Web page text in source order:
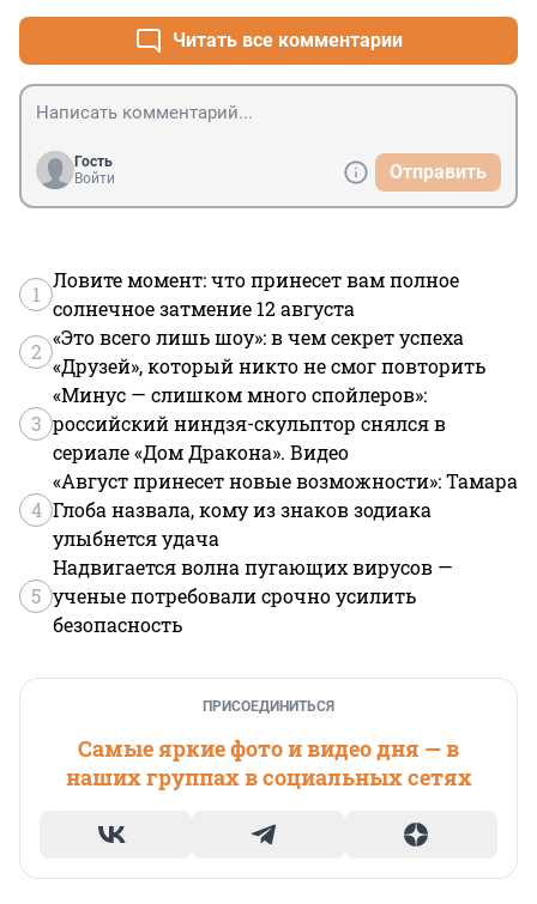
смешно. как будто основной назначение его -стихи
Читать все комментарии
Гость
Войти
Отправить
1
Ловите момент: что принесет вам полное
солнечное затмение 12 августа
2
«Это всего лишь шоу»: в чем секрет успеха
«Друзей», который никто не смог повторить
3
«Минус — слишком много спойлеров»:
российский ниндзя-скульптор снялся в
сериале «Дом Дракона». Видео
4
«Август принесет новые возможности»: Тамара
Глоба назвала, кому из знаков зодиака
улыбнется удача
5
Надвигается волна пугающих вирусов —
ученые потребовали срочно усилить
безопасность
ПРИСОЕДИНИТЬСЯ
Самые яркие фото и видео дня — в
наших группах в социальных сетях